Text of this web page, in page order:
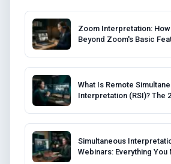
Zoom Interpretation:
Beyond Zoom's Basic
What Is Remote
Interpretation (RSI)? The
Simultaneous
Webinars: Everything You